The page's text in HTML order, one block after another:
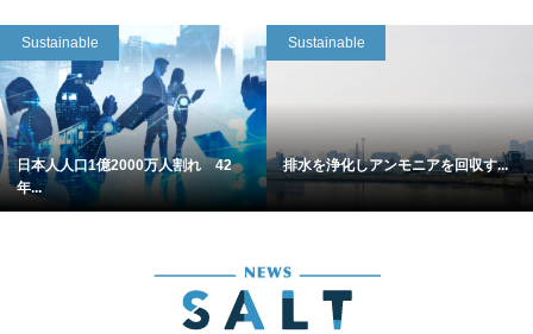
Sustainable
日本人人口1億2000万人割れ 42
年...
Sustainable
排水を浄化しアンモニアを回収す...